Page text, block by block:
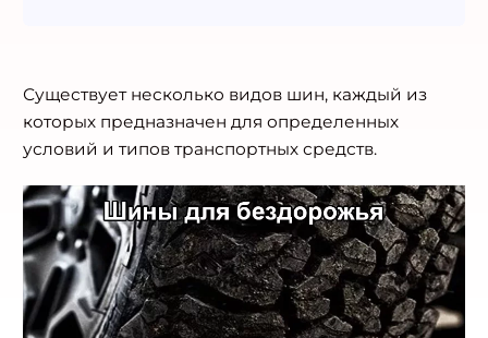
Существует несколько видов шин, каждый из
которых предназначен для определенных
условий и типов транспортных средств.